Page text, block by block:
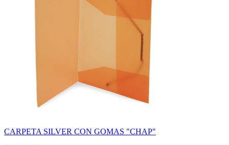
CARPETA SILVER CON GOMAS "CHAP"